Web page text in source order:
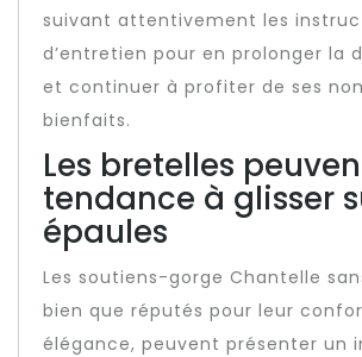
suivant attentivement les
d’entretien pour en prolonger la
et continuer à profiter de ses
bienfaits.
Les bretelles
tendance à glisser
épaules
Les soutiens-gorge Chantelle
bien que réputés pour leur
élégance, peuvent présenter un